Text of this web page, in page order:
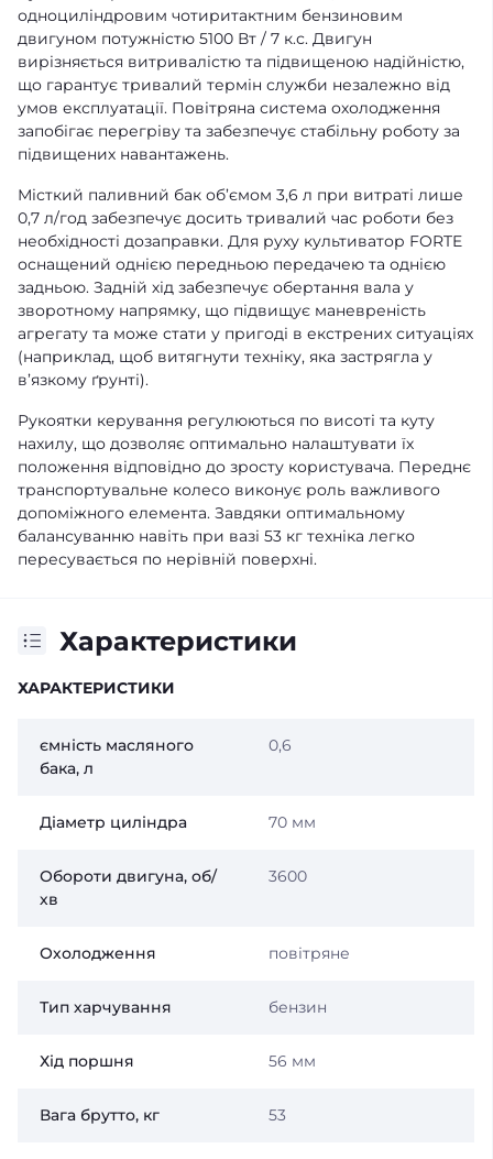
одноциліндровим чотиритактним бензиновим
двигуном потужністю 5100 Вт / 7 к.с. Двигун
вирізняється витривалістю та підвищеною надійністю,
що гарантує тривалий термін служби незалежно від
умов експлуатації. Повітряна система охолодження
запобігає перегріву та забезпечує стабільну роботу за
підвищених навантажень.
Місткий паливний бак об’ємом 3,6 л при витраті лише
0,7 л/год забезпечує досить тривалий час роботи без
необхідності дозаправки. Для руху культиватор FORTE
оснащений однією передньою передачею та однією
задньою. Задній хід забезпечує обертання вала у
зворотному напрямку, що підвищує маневреність
агрегату та може стати у пригоді в екстрених ситуаціях
(наприклад, щоб витягнути техніку, яка застрягла у
в’язкому ґрунті).
Рукоятки керування регулюються по висоті та куту
нахилу, що дозволяє оптимально налаштувати їх
положення відповідно до зросту користувача. Переднє
транспортувальне колесо виконує роль важливого
допоміжного елемента. Завдяки оптимальному
балансуванню навіть при вазі 53 кг техніка легко
пересувається по нерівній поверхні.
Характеристики
ХАРАКТЕРИСТИКИ
ємність масляного
бака, л
0,6
Діаметр циліндра 70 мм
Обороти двигуна, об/
хв
3600
Охолодження повітряне
Тип харчування бензин
Хід поршня 56 мм
Вага брутто, кг 53